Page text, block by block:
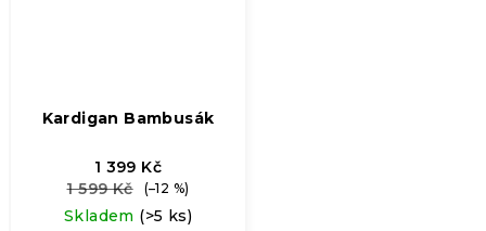
Kardigan Bambusák
1 399 Kč
1 599 Kč
(–12 %)
Skladem (>5 ks)